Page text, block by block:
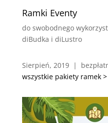
Ramki Eventy
do swobodnego
diBudka i diLustro
Sierpień, 2019 |
wszystkie pakiety ramek >